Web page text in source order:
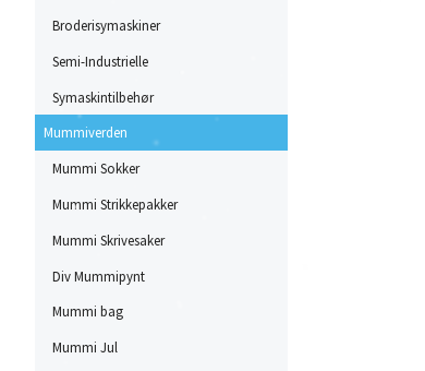
Broderisymaskiner
Semi-Industrielle
Symaskintilbehør
Mummiverden
Mummi Sokker
Mummi Strikkepakker
Mummi Skrivesaker
Div Mummipynt
Mummi bag
Mummi Jul